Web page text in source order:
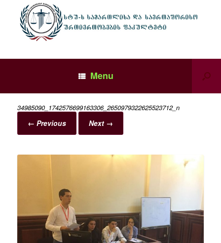
Menu
34985090_1742576699163306_2650979322625523712_n
← Previous Next →